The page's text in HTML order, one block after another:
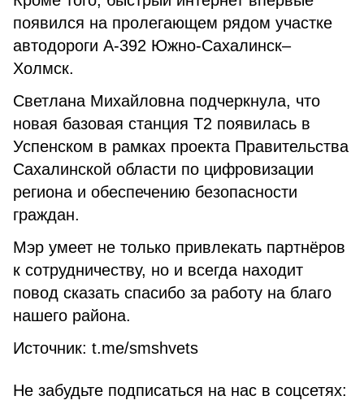
появился на пролегающем рядом участке
автодороги А-392 Южно-Сахалинск–
Холмск.
Светлана Михайловна подчеркнула, что
новая базовая станция Т2 появилась в
Успенском в рамках проекта Правительства
Сахалинской области по цифровизации
региона и обеспечению безопасности
граждан.
Мэр умеет не только привлекать партнёров
к сотрудничеству, но и всегда находит
повод сказать спасибо за работу на благо
нашего района.
Источник: t.me/smshvets
Не забудьте подписаться на нас в соцсетях: